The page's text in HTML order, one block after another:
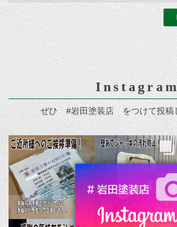
Instagram
ぜひ #岩田塗装店 をつけて投稿